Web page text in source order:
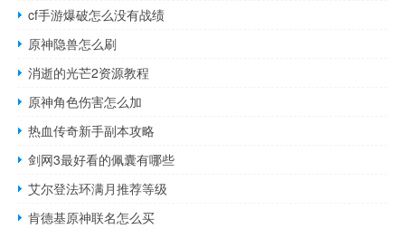
cf手游爆破怎么没有战绩
原神隐兽怎么刷
消逝的光芒2资源教程
原神角色伤害怎么加
热血传奇新手副本攻略
剑网3最好看的佩囊有哪些
艾尔登法环满月推荐等级
肯德基原神联名怎么买